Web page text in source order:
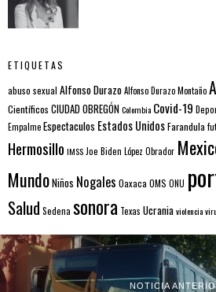
ETIQUETAS
abuso sexual Alfonso DurazoAlfonso Durazo Montaño
Científicos CIUDAD OBREGÓNColombia Covid-19
EmpalmeEspectaculos Estados UnidosFarandula
Hermosillo IMSS Joe Biden López Obrador
MundoNiños Nogales Oaxaca OMS ONU
Salud Sedena sonora Texas Ucraniaviolencia
NOTICIA